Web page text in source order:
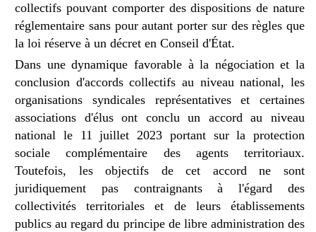
collectifs pouvant comporter des dispositions de nature
réglementaire sans pour autant porter sur des règles que
la loi réserve à un décret en Conseil d'État.
Dans une dynamique favorable à la négociation et la
conclusion d'accords collectifs au niveau national, les
organisations syndicales représentatives et certaines
associations d'élus ont conclu un accord au niveau
national le 11 juillet 2023 portant sur la protection
sociale complémentaire des agents territoriaux.
Toutefois, les objectifs de cet accord ne sont
juridiquement pas contraignants à l'égard des
collectivités territoriales et de leurs établissements
publics au regard du principe de libre administration des